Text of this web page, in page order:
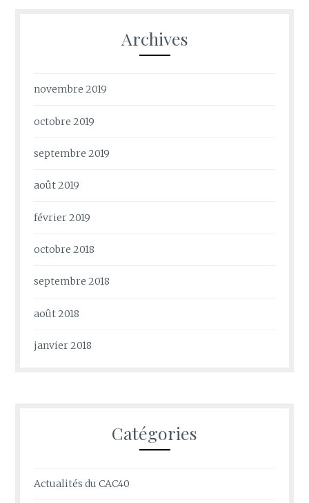
Archives
novembre 2019
octobre 2019
septembre 2019
août 2019
février 2019
octobre 2018
septembre 2018
août 2018
janvier 2018
Catégories
Actualités du CAC40